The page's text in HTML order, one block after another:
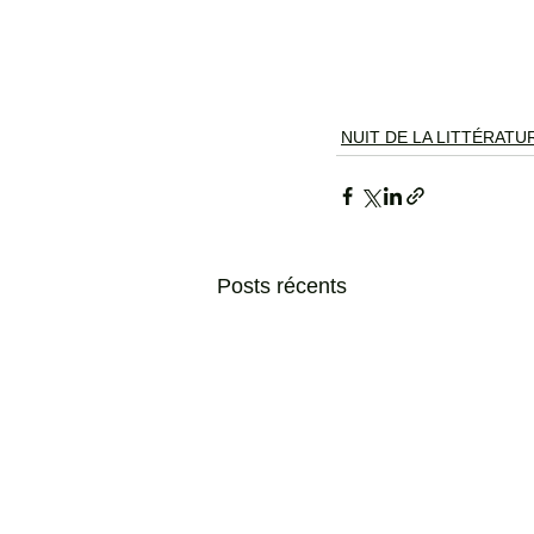
NUIT DE LA
Posts récents